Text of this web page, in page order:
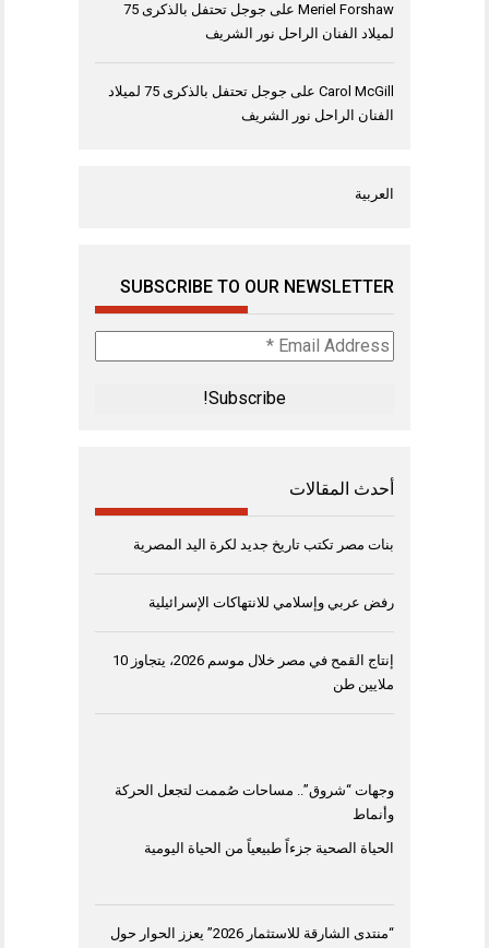
Meriel Forshaw على
جوجل تحتفل بالذكرى 75
لميلاد الفنان الراحل نور الشريف
Carol McGill على
جوجل تحتفل بالذكرى 75 لميلاد
الفنان الراحل نور الشريف
العربية
SUBSCRIBE TO OUR NEWSLETTER
Email
Address
أحدث المقالات
بنات مصر تكتب تاريخ جديد لكرة اليد المصرية
رفض عربي وإسلامي للانتهاكات الإسرائيلية
إنتاج القمح في مصر خلال موسم 2026، يتجاوز 10
ملايين طن
وجهات “شروق”.. مساحات صُممت لتجعل الحركة
وأنماط
الحياة الصحية جزءاً طبيعياً من الحياة اليومية
“منتدى الشارقة للاستثمار 2026” يعزز الحوار حول